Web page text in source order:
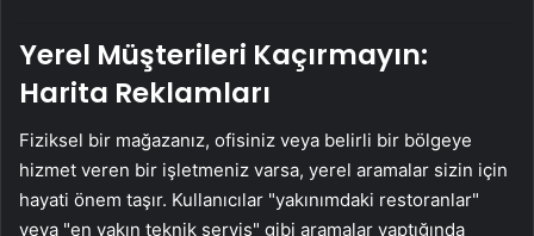
Yerel Müşterileri Kaçırmayın:
Harita Reklamları
Fiziksel bir mağazanız, ofisiniz veya belirli bir bölgeye
hizmet veren bir işletmeniz varsa, yerel aramalar sizin için
hayati önem taşır. Kullanıcılar "yakınımdaki restoranlar"
veya "en yakın teknik servis" gibi aramalar yaptığında